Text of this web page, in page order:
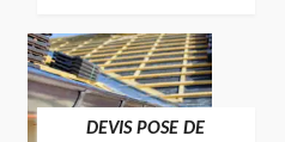
DEVIS POSE DE